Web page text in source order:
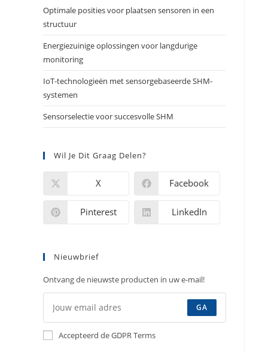
Optimale posities voor plaatsen sensoren in een
structuur
Energiezuinige oplossingen voor langdurige
monitoring
IoT-technologieën met sensorgebaseerde SHM-
systemen
Sensorselectie voor succesvolle SHM
Wil Je Dit Graag Delen?
X Facebook
Pinterest LinkedIn
Nieuwbrief
Ontvang de nieuwste producten in uw e-mail!
GA
Accepteerd de GDPR Terms